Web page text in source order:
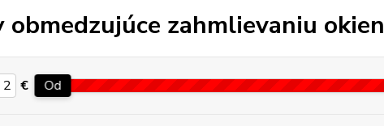
zahmlievaniu okien
€ Od